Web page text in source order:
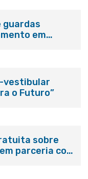
em
vestibular
o Futuro”
sobre
parceria com